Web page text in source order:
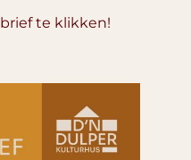
te klikken!